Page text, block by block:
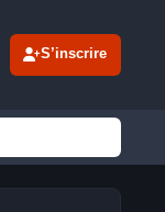
S’inscrire